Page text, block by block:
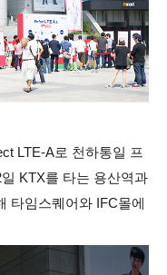
LTE-A로 천하통일 프
KTX를 타는 용산역과
타임스퀘어와 IFC몰에